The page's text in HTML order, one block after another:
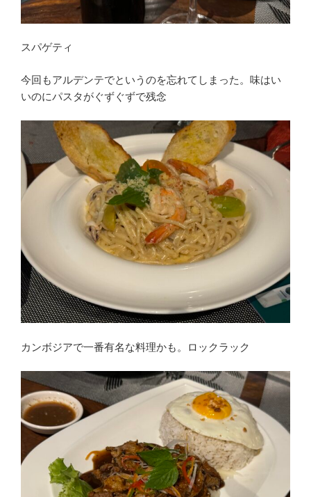
スパゲティ
今回もアルデンテでというのを忘れてしまった。味はい
いのにパスタがぐずぐずで残念
カンボジアで一番有名な料理かも。ロックラック